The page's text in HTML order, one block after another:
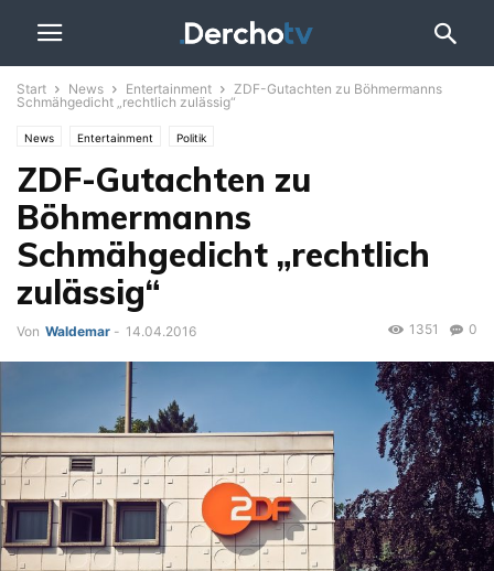
Start News Entertainment
ZDF-Gutachten zu Böhmermanns
Schmähgedicht „rechtlich zulässig“
News Entertainment Politik
ZDF-Gutachten zu
Böhmermanns
Schmähgedicht „rechtlich
zulässig“
Von Waldemar - 14.04.2016 0
1351